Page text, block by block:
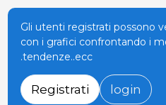
Gli utenti registrati possono
con i grafici confrontando i
.tendenze..ecc
Registrati login